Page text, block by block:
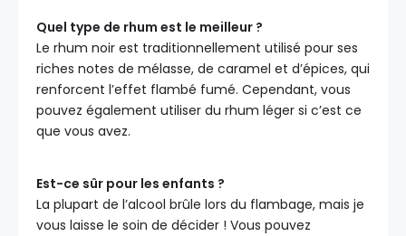
Quel type de rhum est le meilleur ?
Le rhum noir est traditionnellement utilisé pour ses
riches notes de mélasse, de caramel et d’épices, qui
renforcent l’effet flambé fumé. Cependant, vous
pouvez également utiliser du rhum léger si c’est ce
que vous avez.
Est-ce sûr pour les enfants ?
La plupart de l’alcool brûle lors du flambage, mais je
vous laisse le soin de décider ! Vous pouvez